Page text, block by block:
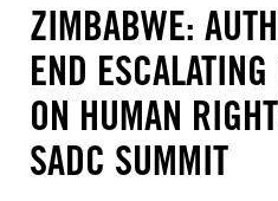
ZIMBABWE:
END
ON HUMAN
SADC SUMMIT